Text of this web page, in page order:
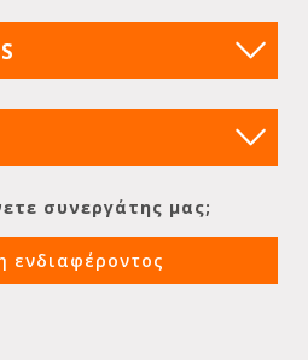
συνεργάτης μας;
ενδιαφέροντος